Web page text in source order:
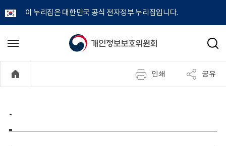
이 누리집은 대한민국 공식 전자정부 누리집입니다.
개
정
보
메
기
검
인쇄 공유
-